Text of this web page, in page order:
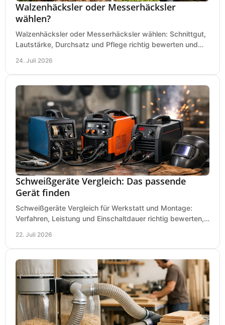
Walzenhäcksler oder Messerhäcksler
wählen?
Walzenhäcksler oder Messerhäcksler wählen: Schnittgut,
Lautstärke, Durchsatz und Pflege richtig bewerten und
24. Juli 2026
Schweißgeräte Vergleich: Das passende
Gerät finden
Schweißgeräte Vergleich für Werkstatt und Montage:
Verfahren, Leistung und Einschaltdauer richtig bewerten,
22. Juli 2026